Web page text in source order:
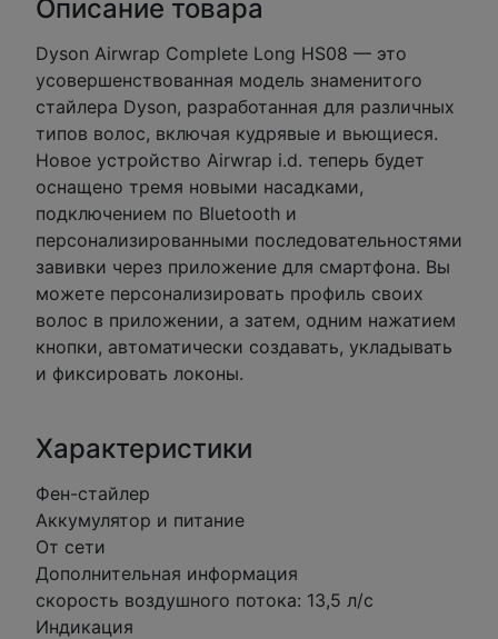
Описание товара
Dyson Airwrap Complete Long HS08 — это
усовершенствованная модель знаменитого
стайлера Dyson, разработанная для различных
типов волос, включая кудрявые и вьющиеся.
Новое устройство Airwrap i.d. теперь будет
оснащено тремя новыми насадками,
подключением по Bluetooth и
персонализированными последовательностями
завивки через приложение для смартфона. Вы
можете персонализировать профиль своих
волос в приложении, а затем, одним нажатием
кнопки, автоматически создавать, укладывать
и фиксировать локоны.
Характеристики
Фен-стайлер
Аккумулятор и питание
От сети
Дополнительная информация
скорость воздушного потока: 13,5 л/с
Индикация